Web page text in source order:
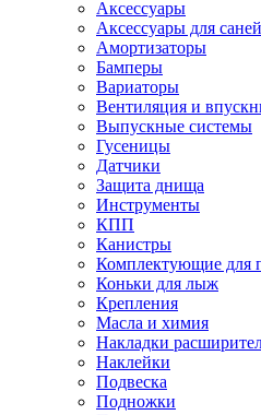
Аксессуары
Аксессуары для саней
Амортизаторы
Бамперы
Вариаторы
Вентиляция и
Выпускные системы
Гусеницы
Датчики
Защита днища
Инструменты
КПП
Канистры
Комплектующие для
Коньки для лыж
Крепления
Масла и химия
Накладки
Наклейки
Подвеска
Подножки